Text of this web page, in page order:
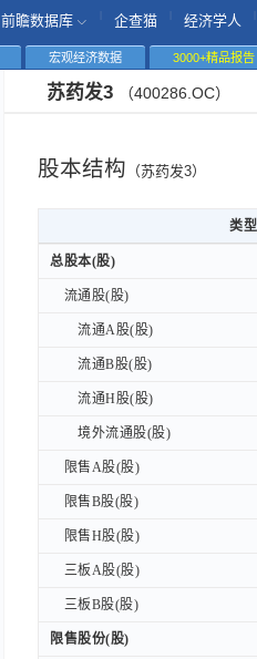
前瞻数据库 企查猫 经济学人
宏观经济数据 3000+精品报告
苏药发3 （400286.OC）
股本结构 （苏药发3）
类
总股本(股)
流通股(股)
流通A股(股)
流通B股(股)
流通H股(股)
境外流通股(股)
限售A股(股)
限售B股(股)
限售H股(股)
三板A股(股)
三板B股(股)
限售股份(股)
类
总股本(股)
流通股(股)
流通A股(股)
流通B股(股)
流通H股(股)
境外流通股(股)
限售A股(股)
限售B股(股)
限售H股(股)
三板A股(股)
三板B股(股)
限售股份(股)